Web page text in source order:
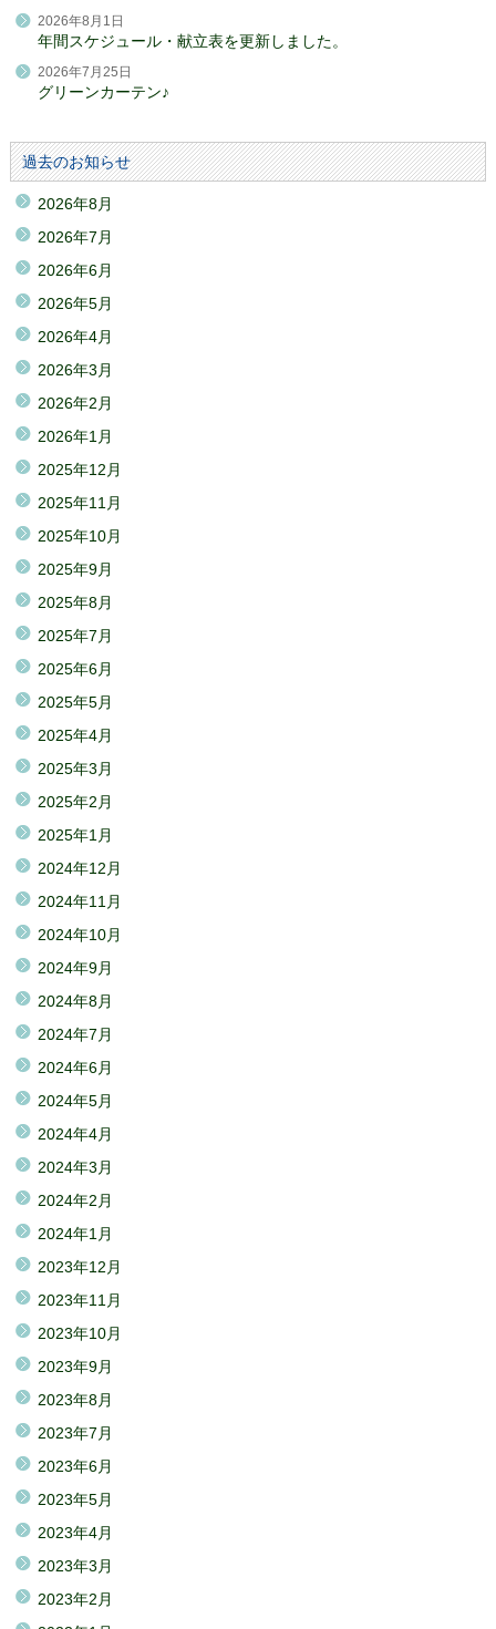
2026年8月1日
年間スケジュール・献立表を更新しました。
2026年7月25日
グリーンカーテン♪
過去のお知らせ
2026年8月
2026年7月
2026年6月
2026年5月
2026年4月
2026年3月
2026年2月
2026年1月
2025年12月
2025年11月
2025年10月
2025年9月
2025年8月
2025年7月
2025年6月
2025年5月
2025年4月
2025年3月
2025年2月
2025年1月
2024年12月
2024年11月
2024年10月
2024年9月
2024年8月
2024年7月
2024年6月
2024年5月
2024年4月
2024年3月
2024年2月
2024年1月
2023年12月
2023年11月
2023年10月
2023年9月
2023年8月
2023年7月
2023年6月
2023年5月
2023年4月
2023年3月
2023年2月